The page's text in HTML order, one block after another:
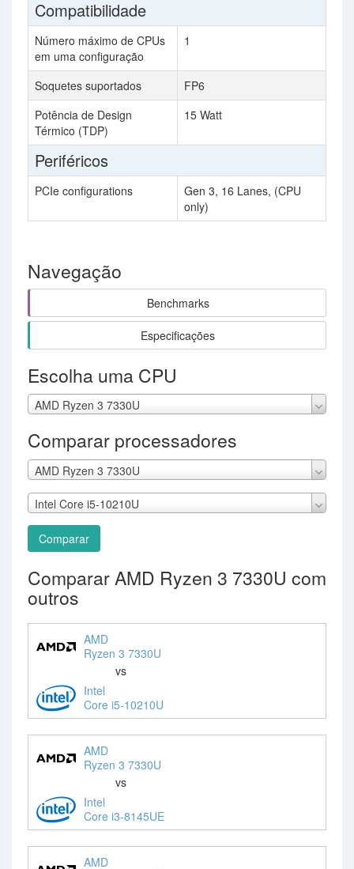
Compatibilidade
Número máximo de CPUs
em uma configuração
1
Soquetes suportados
FP6
Potência de Design
Térmico (TDP)
15 Watt
Periféricos
PCIe configurations
Gen 3, 16 Lanes, (CPU
only)
Navegação
Benchmarks
Especificações
Escolha uma CPU
AMD Ryzen 3 7330U
Comparar processadores
AMD Ryzen 3 7330U
Intel Core i5-10210U
Comparar
Comparar AMD Ryzen 3 7330U com
outros
AMD
Ryzen 3 7330U
vs
Intel
Core i5-10210U
AMD
Ryzen 3 7330U
vs
Intel
Core i3-8145UE
AMD